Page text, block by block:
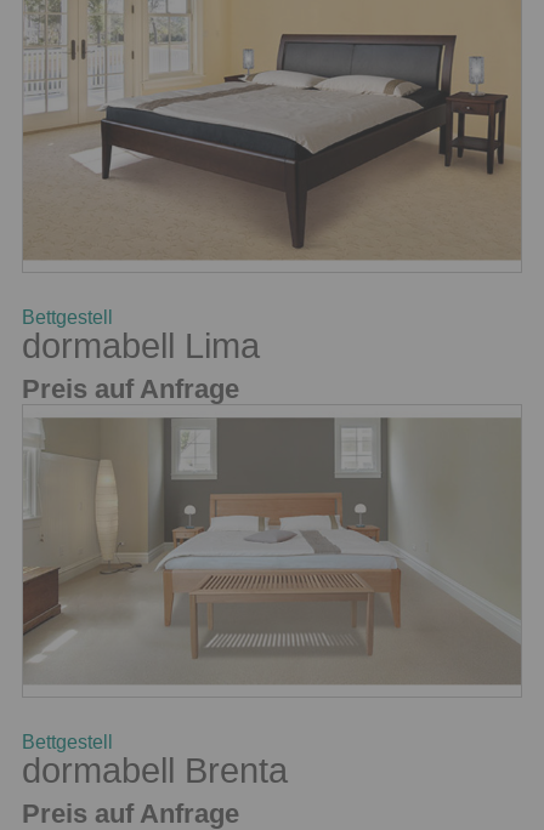
Bettgestell
dormabell Lima
Preis auf Anfrage
Bettgestell
dormabell Brenta
Preis auf Anfrage